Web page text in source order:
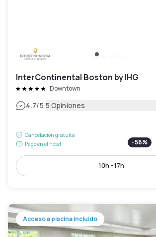
InterContinental Boston by IHG
Downtown
4.7/5|5 Opiniones
Cancelación gratuita
Pago en el hotel
-56%
10h - 17h
Acceso a piscina incluido